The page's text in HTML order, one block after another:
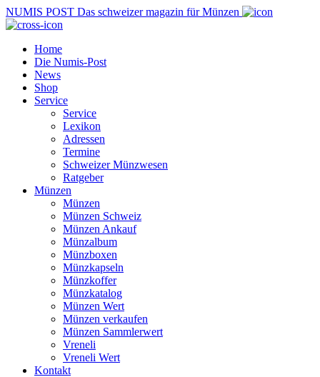
NUMIS POST Das schweizer magazin für Münzen
Home
Die Numis-Post
News
Shop
Service
Service
Lexikon
Adressen
Termine
Schweizer Münzwesen
Ratgeber
Münzen
Münzen
Münzen Schweiz
Münzen Ankauf
Münzalbum
Münzboxen
Münzkapseln
Münzkoffer
Münzkatalog
Münzen Wert
Münzen verkaufen
Münzen Sammlerwert
Vreneli
Vreneli Wert
Kontakt